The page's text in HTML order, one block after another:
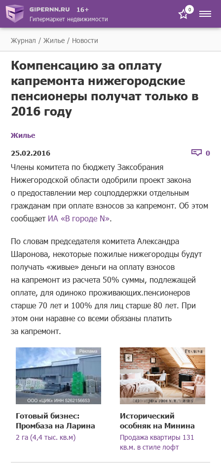
16+
Гипермаркет недвижимости
0
Журнал Жилье Новости
Компенсацию за оплату
капремонта нижегородские
пенсионеры получат только в
2016 году
Жилье
25.02.2016
0
Члены комитета по бюджету Заксобрания
Нижегородской области одобрили проект закона
о предоставлении мер соцподдержки отдельным
гражданам при оплате взносов за капремонт. Об этом
сообщает ИА «В городе N».
По словам председателя комитета Александра
Шаронова, некоторые пожилые нижегородцы будут
получать «живые» деньги на оплату взносов
на капремонт из расчета 50% суммы, подлежащей
оплате, для одиноко проживающих.пенсионеров
старше 70 лет и 100% для лиц старше 80 лет. При
этом они наравне со всеми обязаны платить
за капремонт.
Готовый бизнес:
Промбаза на Ларина
2 га (4,4 тыс. кв.м)
Исторический
особняк на Минина
Продажа квартиры 131
кв.м. в стиле лофт